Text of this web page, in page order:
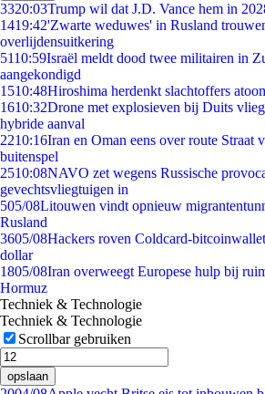
3320:03Trump wil dat J.D. Vance hem in
1419:42'Zwarte weduwes' in Rusland
overlijdensuitkering
5110:59Israël meldt dood twee militairen in
aangekondigd
1510:48Hiroshima herdenkt slachtoffers
1610:32Drone met explosieven bij Duits
hybride aanval
2210:16Iran en Oman eens over route Straat
buitenspel
2510:08NAVO zet wegens Russische
gevechtsvliegtuigen in
505/08Litouwen vindt opnieuw
Rusland
3605/08Hackers roven Coldcard-
dollar
1805/08Iran overweegt Europese hulp bij
Hormuz
Techniek & Technologie
Techniek & Technologie
Scrollbar gebruiken
opslaan